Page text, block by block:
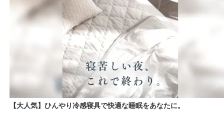
【大人気】ひんやり冷感寝具で快適な睡眠をあなたに。